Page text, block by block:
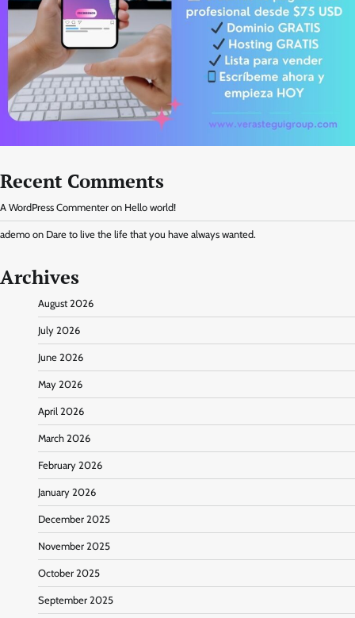
Recent Comments
A WordPress Commenter on Hello world!
ademo on Dare to live the life that you have always wanted.
Archives
August 2026
July 2026
June 2026
May 2026
April 2026
March 2026
February 2026
January 2026
December 2025
November 2025
October 2025
September 2025